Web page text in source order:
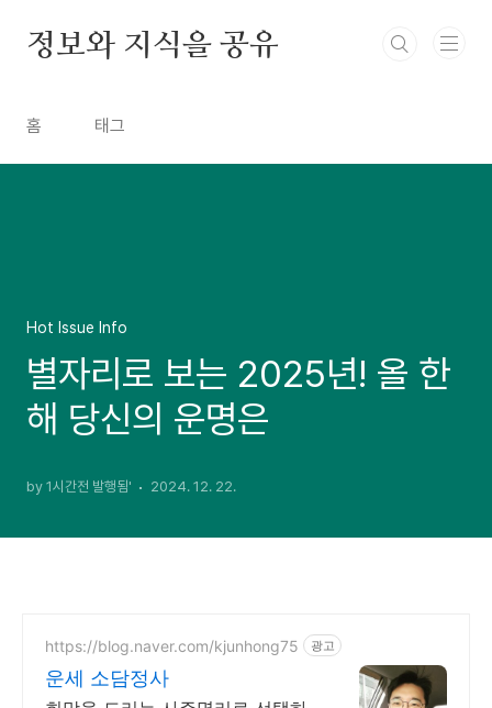
정보와 지식을 공유
홈 태그
Hot Issue Info
별자리로 보는 2025년! 올 한
해 당신의 운명은
by 1시간전 발행됨' 2024. 12. 22.
https://blog.naver.com/kjunhong75 광고
운세 소담정사